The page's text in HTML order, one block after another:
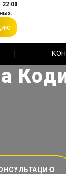
22:00